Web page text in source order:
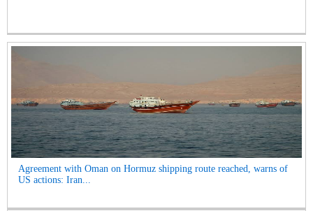
Agreement with Oman on Hormuz shipping route reached, warns of
US actions: Iran...